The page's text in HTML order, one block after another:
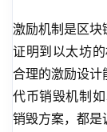
激励机制是区块
证明到以太坊
合理的激励设计
代币销毁机制
销毁方案，都是